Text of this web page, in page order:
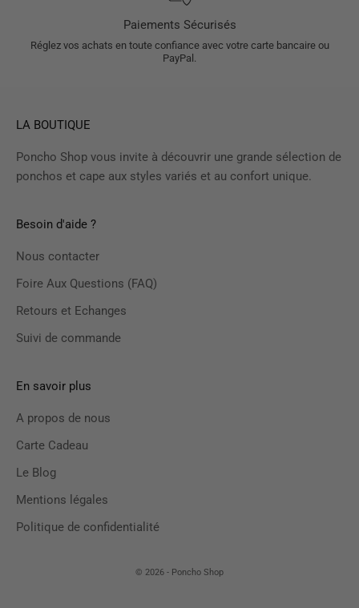
Paiements Sécurisés
Réglez vos achats en toute confiance avec votre carte bancaire ou
PayPal.
LA BOUTIQUE
Poncho Shop vous invite à découvrir une grande sélection de
ponchos et cape aux styles variés et au confort unique.
Besoin d'aide ?
Nous contacter
Foire Aux Questions (FAQ)
Retours et Echanges
Suivi de commande
En savoir plus
A propos de nous
Carte Cadeau
Le Blog
Mentions légales
Politique de confidentialité
© 2026 - Poncho Shop